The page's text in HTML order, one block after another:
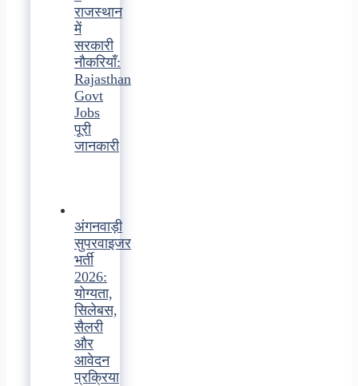
राजस्थान
में
सरकारी
नौकरियाँ:
Rajasthan
Govt
Jobs
पूरी
जानकारी
अंगनवाड़ी
सुपरवाइजर
भर्ती
2026:
योग्यता,
सिलेबस,
सैलरी
और
आवेदन
प्रक्रिया